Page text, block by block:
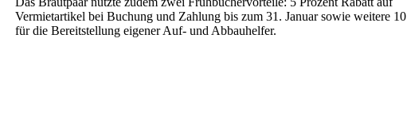
Vermietartikel bei Buchung und Zahlung bis zum 31. Januar sowie weitere
für die Bereitstellung eigener Auf- und Abbauhelfer.